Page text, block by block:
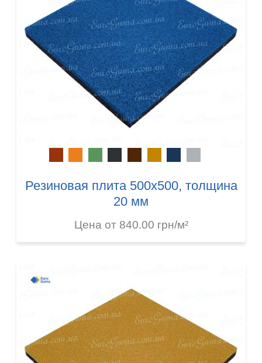
Резиновая плита 500х500, толщина
20 мм
Цена от 840.00 грн/м²